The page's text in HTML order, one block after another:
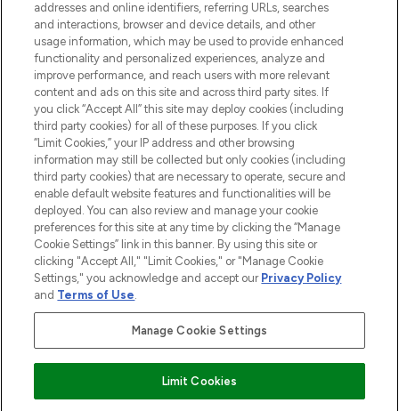
Do Not Sell or Share My Personal
Information
HILFE & INFORMATION
IMPRESSUM
ÜBER LOOKFANTASTIC
COVID-19
Pay Securely With
addresses and online identifiers, referring URLs, searches
and interactions, browser and device details, and other
usage information, which may be used to provide enhanced
functionality and personalized experiences, analyze and
improve performance, and reach users with more relevant
content and ads on this site and across third party sites. If
you click “Accept All” this site may deploy cookies (including
third party cookies) for all of these purposes. If you click
“Limit Cookies,” your IP address and other browsing
information may still be collected but only cookies (including
third party cookies) that are necessary to operate, secure and
enable default website features and functionalities will be
deployed. You can also review and manage your cookie
preferences for this site at any time by clicking the “Manage
Cookie Settings” link in this banner. By using this site or
clicking "Accept All," "Limit Cookies," or "Manage Cookie
Settings," you acknowledge and accept our Privacy Policy
and Terms of Use.
Manage Cookie Settings
Limit Cookies